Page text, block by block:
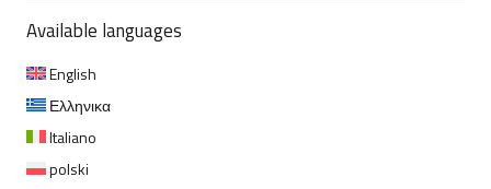
Available languages
English
Ελληνικα
Italiano
polski